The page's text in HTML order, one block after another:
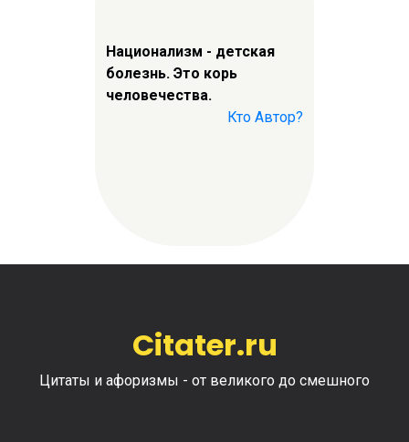
Национализм - детская
болезнь. Это корь
человечества.
Кто Автор?
Citater.ru
Цитаты и афоризмы - от великого до смешного